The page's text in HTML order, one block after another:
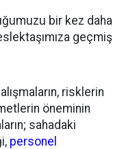
bir kez daha
geçmiş
risklerin
öneminin
sahadaki
personel